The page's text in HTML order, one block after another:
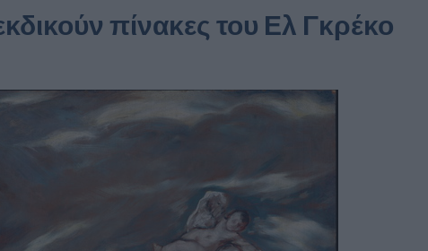
πίνακες του Ελ Γκρέκο